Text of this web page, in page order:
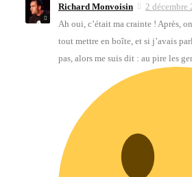
Richard Monvoisin
2 décembre
Ah oui, c’é­tait ma crainte ! Après,
tout mettre en boîte, et si j’a­vais
pas, alors me suis dit : au pire les